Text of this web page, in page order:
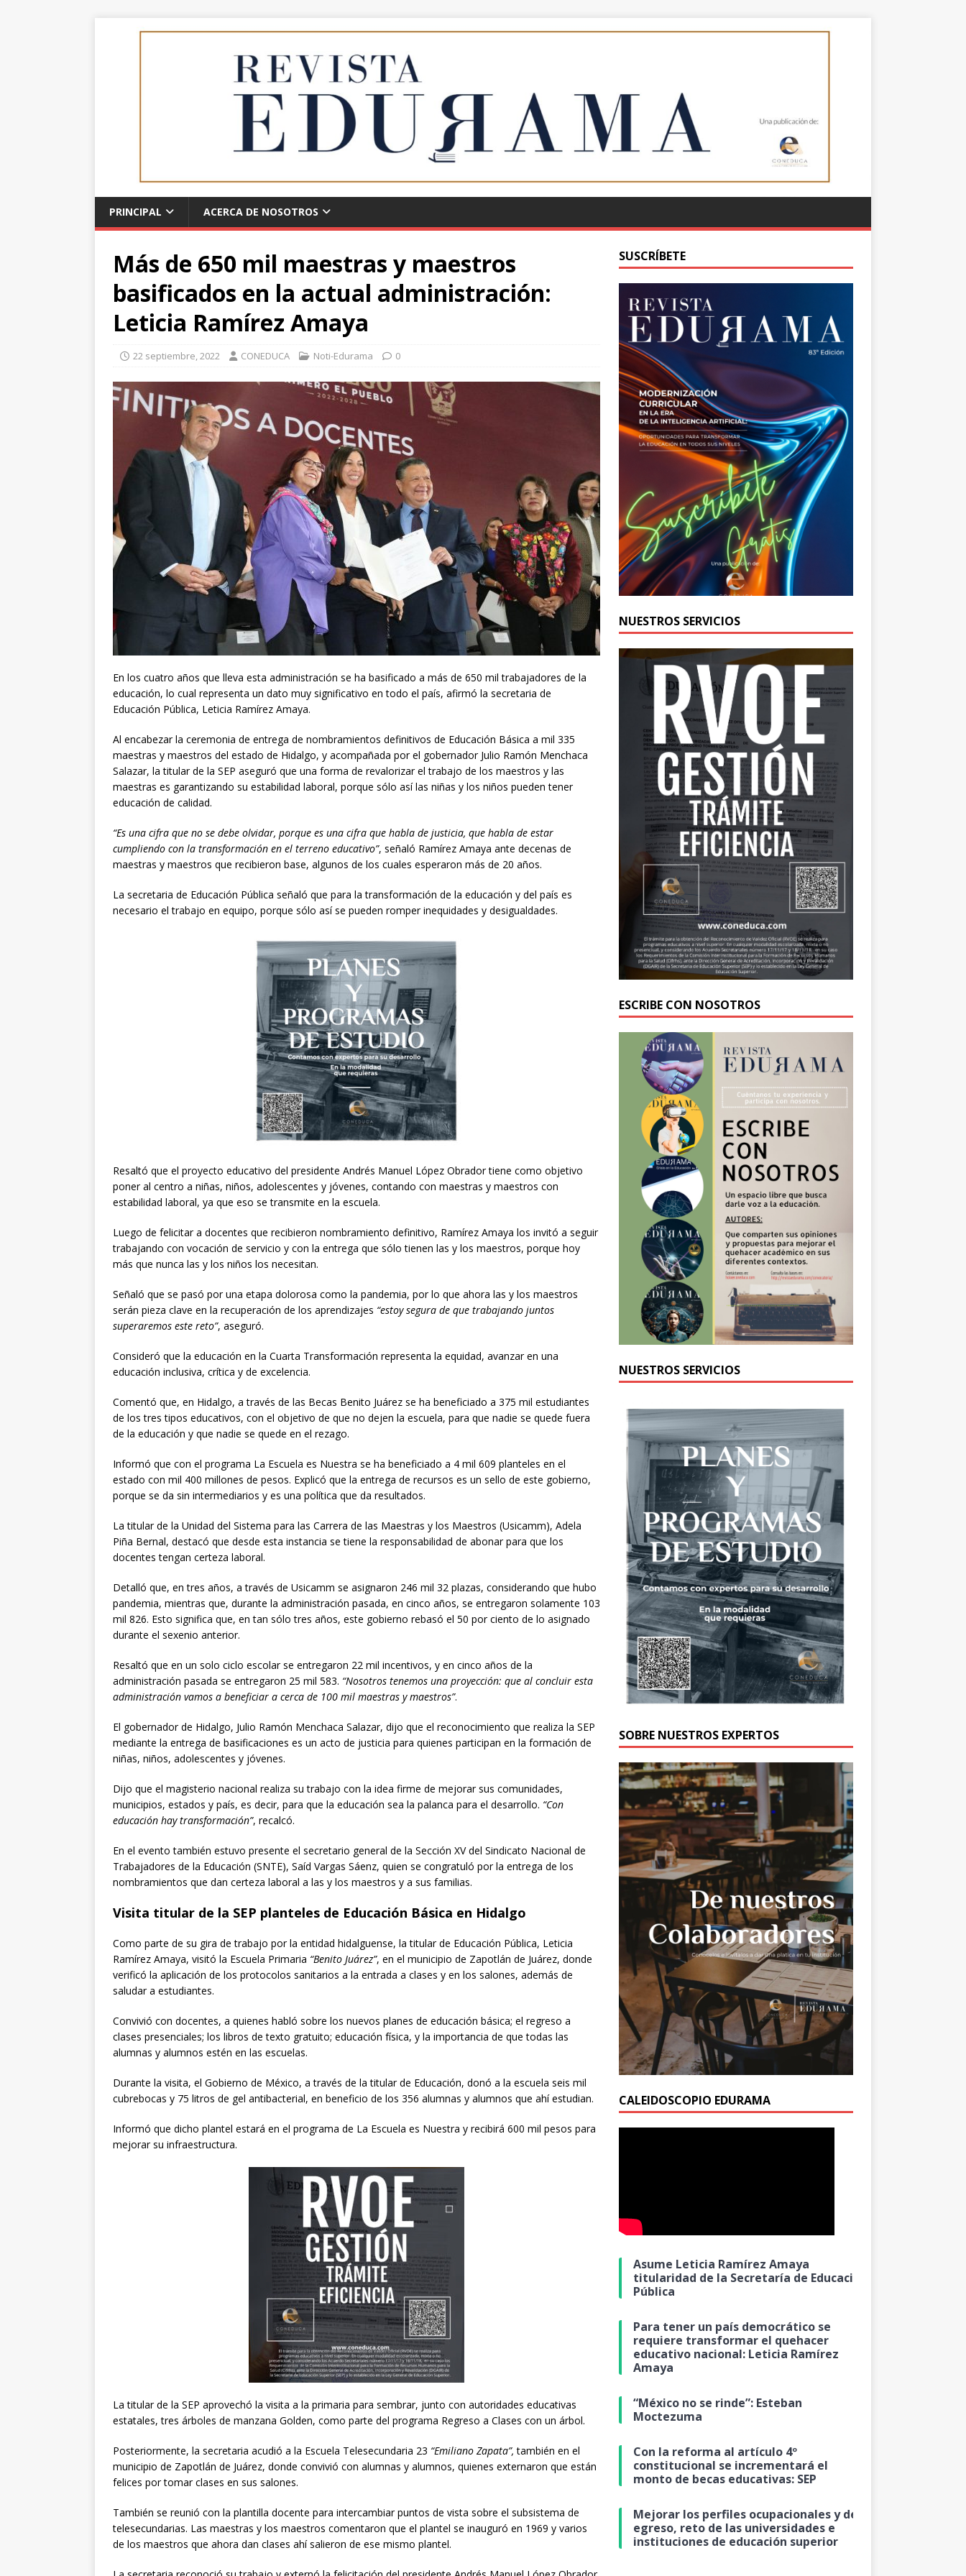
PRINCIPAL ACERCA DE NOSOTROS
Más de 650 mil maestras y maestros
basificados en la actual administración:
Leticia Ramírez Amaya
22 septiembre, 2022 CONEDUCA Noti-Edurama 0
En los cuatro años que lleva esta administración se ha basificado a más de 650 mil trabajadores de la
educación, lo cual representa un dato muy significativo en todo el país, afirmó la secretaria de
Educación Pública, Leticia Ramírez Amaya.
Al encabezar la ceremonia de entrega de nombramientos definitivos de Educación Básica a mil 335
maestras y maestros del estado de Hidalgo, y acompañada por el gobernador Julio Ramón Menchaca
Salazar, la titular de la SEP aseguró que una forma de revalorizar el trabajo de los maestros y las
maestras es garantizando su estabilidad laboral, porque sólo así las niñas y los niños pueden tener
educación de calidad.
“Es una cifra que no se debe olvidar, porque es una cifra que habla de justicia, que habla de estar
cumpliendo con la transformación en el terreno educativo”, señaló Ramírez Amaya ante decenas de
maestras y maestros que recibieron base, algunos de los cuales esperaron más de 20 años.
La secretaria de Educación Pública señaló que para la transformación de la educación y del país es
necesario el trabajo en equipo, porque sólo así se pueden romper inequidades y desigualdades.
Resaltó que el proyecto educativo del presidente Andrés Manuel López Obrador tiene como objetivo
poner al centro a niñas, niños, adolescentes y jóvenes, contando con maestras y maestros con
estabilidad laboral, ya que eso se transmite en la escuela.
Luego de felicitar a docentes que recibieron nombramiento definitivo, Ramírez Amaya los invitó a seguir
trabajando con vocación de servicio y con la entrega que sólo tienen las y los maestros, porque hoy
más que nunca las y los niños los necesitan.
Señaló que se pasó por una etapa dolorosa como la pandemia, por lo que ahora las y los maestros
serán pieza clave en la recuperación de los aprendizajes “estoy segura de que trabajando juntos
superaremos este reto”, aseguró.
Consideró que la educación en la Cuarta Transformación representa la equidad, avanzar en una
educación inclusiva, crítica y de excelencia.
Comentó que, en Hidalgo, a través de las Becas Benito Juárez se ha beneficiado a 375 mil estudiantes
de los tres tipos educativos, con el objetivo de que no dejen la escuela, para que nadie se quede fuera
de la educación y que nadie se quede en el rezago.
Informó que con el programa La Escuela es Nuestra se ha beneficiado a 4 mil 609 planteles en el
estado con mil 400 millones de pesos. Explicó que la entrega de recursos es un sello de este gobierno,
porque se da sin intermediarios y es una política que da resultados.
La titular de la Unidad del Sistema para las Carrera de las Maestras y los Maestros (Usicamm), Adela
Piña Bernal, destacó que desde esta instancia se tiene la responsabilidad de abonar para que los
docentes tengan certeza laboral.
Detalló que, en tres años, a través de Usicamm se asignaron 246 mil 32 plazas, considerando que hubo
pandemia, mientras que, durante la administración pasada, en cinco años, se entregaron solamente 103
mil 826. Esto significa que, en tan sólo tres años, este gobierno rebasó el 50 por ciento de lo asignado
durante el sexenio anterior.
Resaltó que en un solo ciclo escolar se entregaron 22 mil incentivos, y en cinco años de la
administración pasada se entregaron 25 mil 583. “Nosotros tenemos una proyección: que al concluir esta
administración vamos a beneficiar a cerca de 100 mil maestras y maestros”.
El gobernador de Hidalgo, Julio Ramón Menchaca Salazar, dijo que el reconocimiento que realiza la SEP
mediante la entrega de basificaciones es un acto de justicia para quienes participan en la formación de
niñas, niños, adolescentes y jóvenes.
Dijo que el magisterio nacional realiza su trabajo con la idea firme de mejorar sus comunidades,
municipios, estados y país, es decir, para que la educación sea la palanca para el desarrollo. “Con
educación hay transformación”, recalcó.
En el evento también estuvo presente el secretario general de la Sección XV del Sindicato Nacional de
Trabajadores de la Educación (SNTE), Saíd Vargas Sáenz, quien se congratuló por la entrega de los
nombramientos que dan certeza laboral a las y los maestros y a sus familias.
Visita titular de la SEP planteles de Educación Básica en Hidalgo
Como parte de su gira de trabajo por la entidad hidalguense, la titular de Educación Pública, Leticia
Ramírez Amaya, visitó la Escuela Primaria “Benito Juárez”, en el municipio de Zapotlán de Juárez, donde
verificó la aplicación de los protocolos sanitarios a la entrada a clases y en los salones, además de
saludar a estudiantes.
Convivió con docentes, a quienes habló sobre los nuevos planes de educación básica; el regreso a
clases presenciales; los libros de texto gratuito; educación física, y la importancia de que todas las
alumnas y alumnos estén en las escuelas.
Durante la visita, el Gobierno de México, a través de la titular de Educación, donó a la escuela seis mil
cubrebocas y 75 litros de gel antibacterial, en beneficio de los 356 alumnas y alumnos que ahí estudian.
Informó que dicho plantel estará en el programa de La Escuela es Nuestra y recibirá 600 mil pesos para
mejorar su infraestructura.
La titular de la SEP aprovechó la visita a la primaria para sembrar, junto con autoridades educativas
estatales, tres árboles de manzana Golden, como parte del programa Regreso a Clases con un árbol.
Posteriormente, la secretaria acudió a la Escuela Telesecundaria 23 “Emiliano Zapata”, también en el
municipio de Zapotlán de Juárez, donde convivió con alumnas y alumnos, quienes externaron que están
felices por tomar clases en sus salones.
También se reunió con la plantilla docente para intercambiar puntos de vista sobre el subsistema de
telesecundarias. Las maestras y los maestros comentaron que el plantel se inauguró en 1969 y varios
de los maestros que ahora dan clases ahí salieron de ese mismo plantel.
SUSCRÍBETE
NUESTROS SERVICIOS
ESCRIBE CON NOSOTROS
NUESTROS SERVICIOS
SOBRE NUESTROS EXPERTOS
CALEIDOSCOPIO EDURAMA
Asume Leticia Ramírez Amaya
titularidad de la Secretaría de Educación
Pública
Para tener un país democrático se
requiere transformar el quehacer
educativo nacional: Leticia Ramírez
Amaya
“México no se rinde”: Esteban
Moctezuma
Con la reforma al artículo 4º
constitucional se incrementará el
monto de becas educativas: SEP
Mejorar los perfiles ocupacionales y de
egreso, reto de las universidades e
instituciones de educación superior